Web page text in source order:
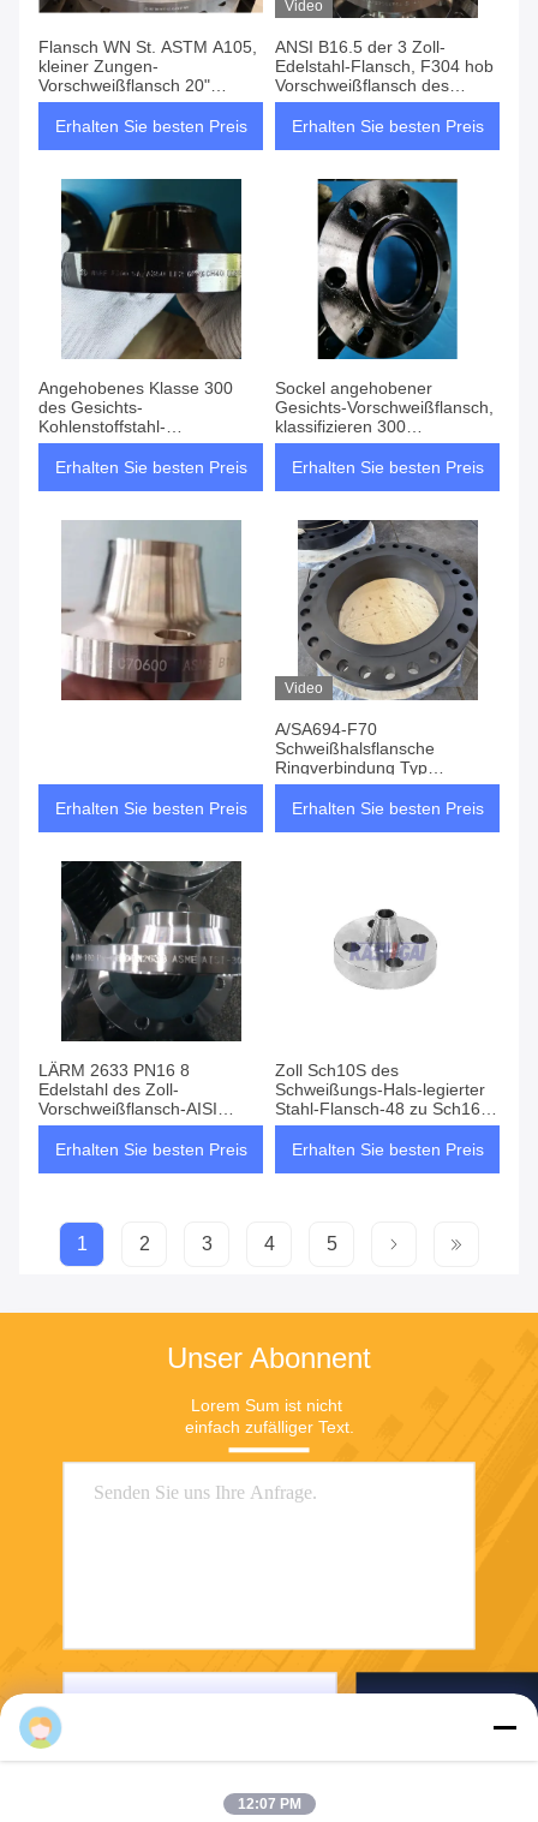
Flansch WN St. ASTM A105,
kleiner Zungen-
Vorschweißflansch 20"
CL300 SCH40
Erhalten Sie besten Preis
Video
ANSI B16.5 der 3 Zoll-
Edelstahl-Flansch, F304 hob
Vorschweißflansch des
Gesichts-SS an
Erhalten Sie besten Preis
Angehobenes Klasse 300
des Gesichts-
Kohlenstoffstahl-
Vorschweißflansch-LF2 ANSI
B16.5
Erhalten Sie besten Preis
Sockel angehobener
Gesichts-Vorschweißflansch,
klassifizieren 300
Kohlenstoffstahl Schalter-Rf-
Flansch
Erhalten Sie besten Preis
Erhalten Sie besten Preis
Video
A/SA694-F70
Schweißhalsflansche
Ringverbindung Typ
900#,NACE MR0175
Erhalten Sie besten Preis
LÄRM 2633 PN16 8
Edelstahl des Zoll-
Vorschweißflansch-AISI
304/L
Erhalten Sie besten Preis
Zoll Sch10S des
Schweißungs-Hals-legierter
Stahl-Flansch-48 zu Sch160
ASTM A350 JIS B2220
Erhalten Sie besten Preis
1 2 3 4 5
Unser Abonnent
Lorem Sum ist nicht
einfach zufälliger Text.
12:07 PM